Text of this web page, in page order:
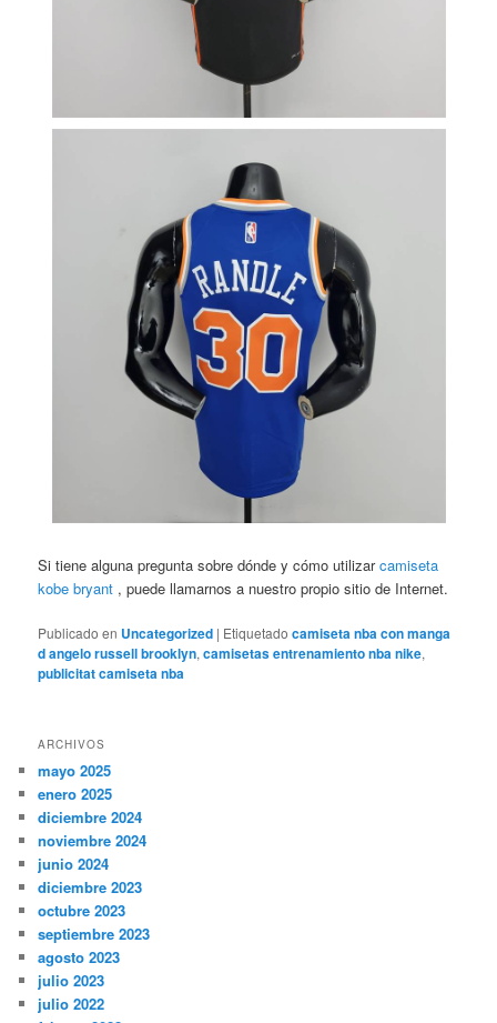
Si tiene alguna pregunta sobre dónde y cómo utilizarcamiseta
kobe bryant , puede llamarnos a nuestro propio sitio de Internet.
Publicado en Uncategorized | Etiquetado camiseta nba con manga
d angelo russell brooklyn,camisetas entrenamiento nba nike,
publicitat camiseta nba
ARCHIVOS
mayo 2025
enero 2025
diciembre 2024
noviembre 2024
junio 2024
diciembre 2023
octubre 2023
septiembre 2023
agosto 2023
julio 2023
julio 2022